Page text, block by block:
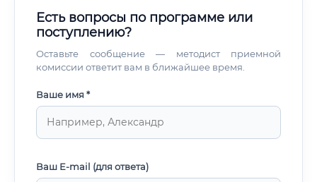
Есть вопросы по программе или
поступлению?
Оставьте сообщение — методист приемной
комиссии ответит вам в ближайшее время.
Ваше имя *
Ваш E-mail (для ответа)